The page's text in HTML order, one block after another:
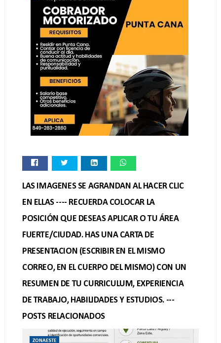
LAS IMAGENES SE AGRANDAN AL HACER CLIC
EN ELLAS ---- RECUERDA COLOCAR LA
POSICIÓN QUE DESEAS APLICAR O TU ÁREA
FUERTE/CIUDAD. HAS UNA CARTA DE
PRESENTACION (ESCRIBIR EN EL MISMO
CORREO, EN EL CUERPO DEL MISMO) CON UN
RESUMEN DE TU CURRICULUM, EXPERIENCIA
DE TRABAJO, HABILIDADES Y ESTUDIOS. ---
POSTS RELACIONADOS
ZONAESTE